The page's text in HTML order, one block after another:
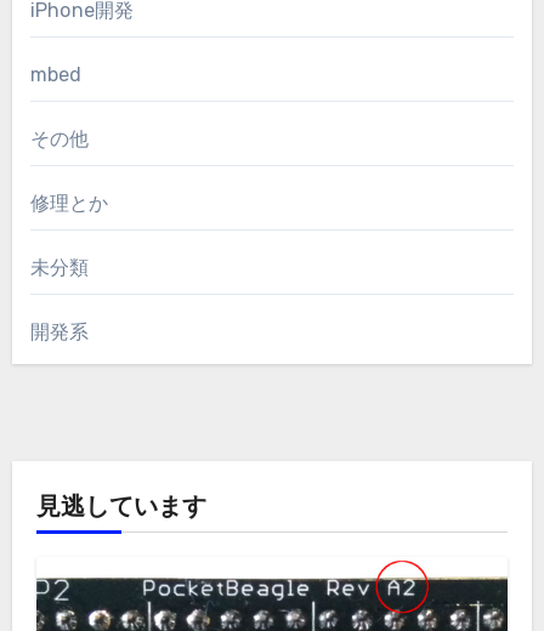
iPhone開発
mbed
その他
修理とか
未分類
開発系
見逃しています